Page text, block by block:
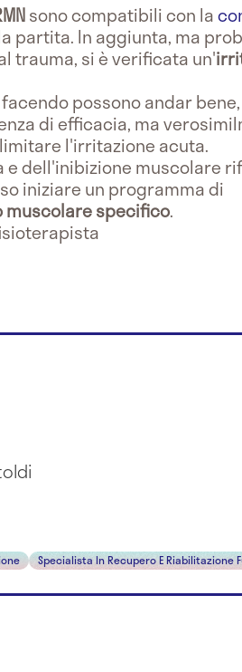
sono compatibili con la
partita. In aggiunta, ma
trauma, si è verificata un'
possono andar
di efficacia, ma
l'irritazione acuta.
e dell'inibizione muscolare
iniziare un programma di
specifico.
Specialista In Recupero E Riabilitazione